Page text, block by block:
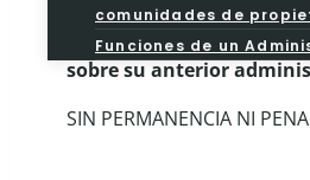
comunidades de
Funciones de un
AHORRE CON
sobre su anterior
SIN PERMANENCIA NI